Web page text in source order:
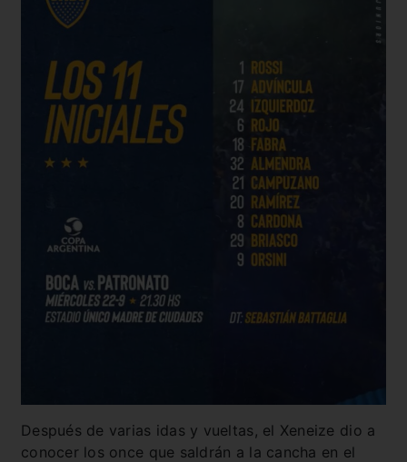
Después de varias idas y vueltas, el Xeneize dio a
conocer los once que saldrán a la cancha en el